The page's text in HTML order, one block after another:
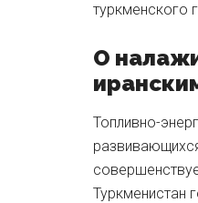
туркменского
О
Топливно-
Туркменистан